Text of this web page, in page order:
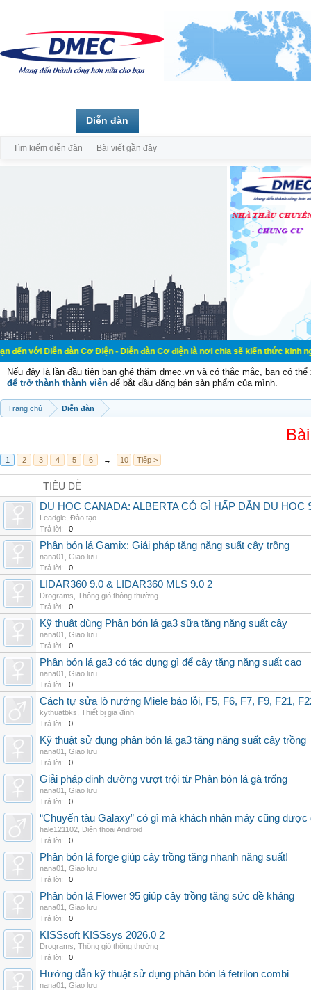
đàn Cơ Điện - Diễn đàn Cơ điện là nơi chia sẽ kiến thức kinh nghiệm
Nếu đây là lần đầu tiên bạn ghé thăm dmec.vn và có thắc mắc, bạn có
để trở thành thành viên để bắt đầu đăng bán sản phẩm của mình.
Trang chủ Diễn đàn
1 2 3 4 5 6 → 10 Tiếp >
TIÊU ĐỀ
DU HỌC CANADA: ALBERTA CÓ GÌ HẤP DẪN DU HỌC
Leadgle Đào tạo
Trả lời:
0
Phân bón lá Gamix: Giải pháp tăng năng suất cây trồng
nana01
Giao lưu
Trả lời:
0
LIDAR360 9.0 & LIDAR360 MLS 9.0 2
Drograms Thông gió thông thường
Trả lời:
0
Kỹ thuật dùng Phân bón lá ga3 sữa tăng năng suất cây
nana01
Giao lưu
Trả lời:
0
Phân bón lá ga3 có tác dụng gì để cây tăng năng suất cao
nana01
Giao lưu
Trả lời:
0
Cách tự sửa lò nướng Miele báo lỗi, F5, F6, F7, F9, F21,
kythuatbks Thiết bị gia đình
Trả lời:
0
Kỹ thuật sử dụng phân bón lá ga3 tăng năng suất cây trồng
nana01
Giao lưu
Trả lời:
0
Giải pháp dinh dưỡng vượt trội từ Phân bón lá gà trống
nana01
Giao lưu
Trả lời:
0
“Chuyến tàu Galaxy” có gì mà khách nhận máy cũng được
hale121102 Điện thoại Android
Trả lời:
0
Phân bón lá forge giúp cây trồng tăng nhanh năng suất!
nana01
Giao lưu
Trả lời:
0
Phân bón lá Flower 95 giúp cây trồng tăng sức đề kháng
nana01
Giao lưu
Trả lời:
0
KISSsoft KISSsys 2026.0 2
Drograms Thông gió thông thường
Trả lời:
0
Hướng dẫn kỹ thuật sử dụng phân bón lá fetrilon combi
nana01
Giao lưu
Diễn đàn
Tìm kiếm diễn đàn Bài viết gần đây